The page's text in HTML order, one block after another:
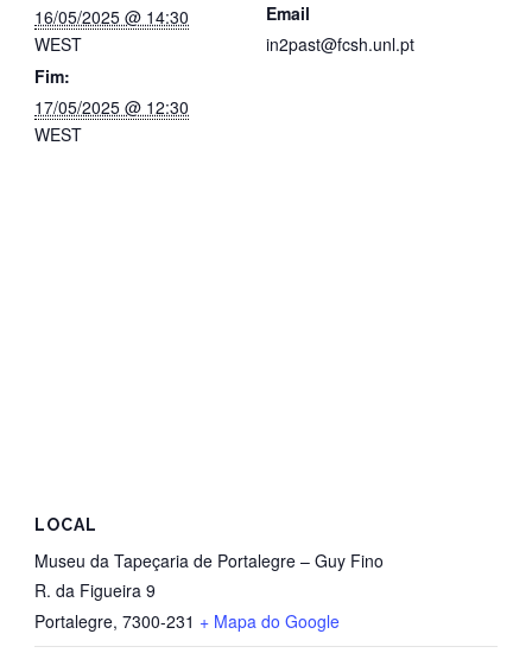
16/05/2025 @ 14:30
WEST
Fim:
17/05/2025 @ 12:30
WEST
Email
in2past@fcsh.unl.pt
LOCAL
Museu da Tapeçaria de Portalegre – Guy Fino
R. da Figueira 9
Portalegre, 7300-231 + Mapa do Google